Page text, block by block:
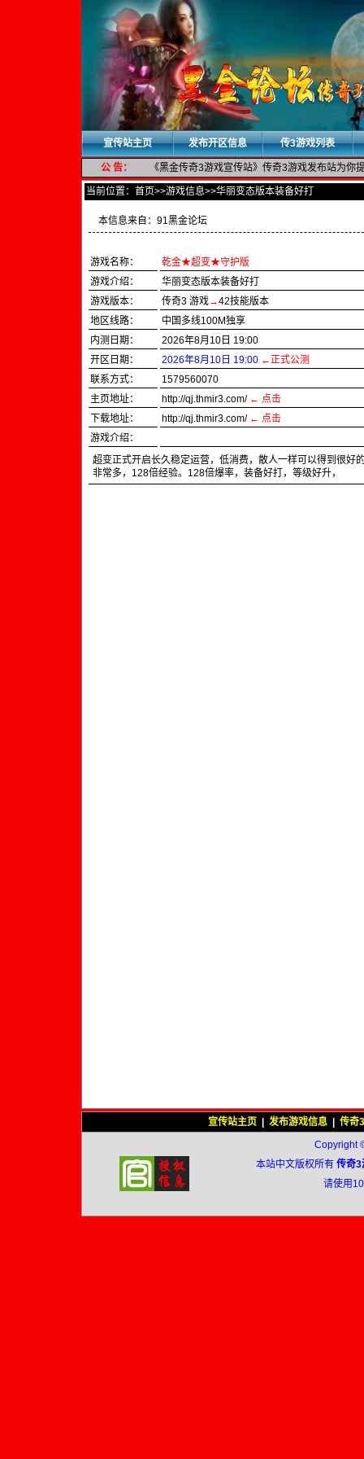
宣传站主页 发布开区信息 传3游戏列表
公 告： 《黑金传奇3游戏宣传站》传奇3游戏发布站为
当前位置： 首页>>游戏信息>>华丽变态版本装备好打
本信息来自： 91黑金论坛
游戏名称：
乾金★超变★守护版
游戏介绍：
华丽变态版本装备好打
游戏版本：
传奇3 游戏→42技能版本
地区线路：
中国多线100M独享
内测日期：
2026年8月10日 19:00
开区日期：
2026年8月10日 19:00 ←正式公测
联系方式：
1579560070
主页地址：
http://qj.thmir3.com/ ← 点击
下载地址：
http://qj.thmir3.com/ ← 点击
游戏介绍：
超变正式开启长久稳定运营，低消费，散人一样可以得到很好
非常多，128倍经验。128倍爆率，装备好打，等级好升，
宣传站主页 发布游戏信息
传奇
Copyright
本站中文版权所有 传奇3
请使用